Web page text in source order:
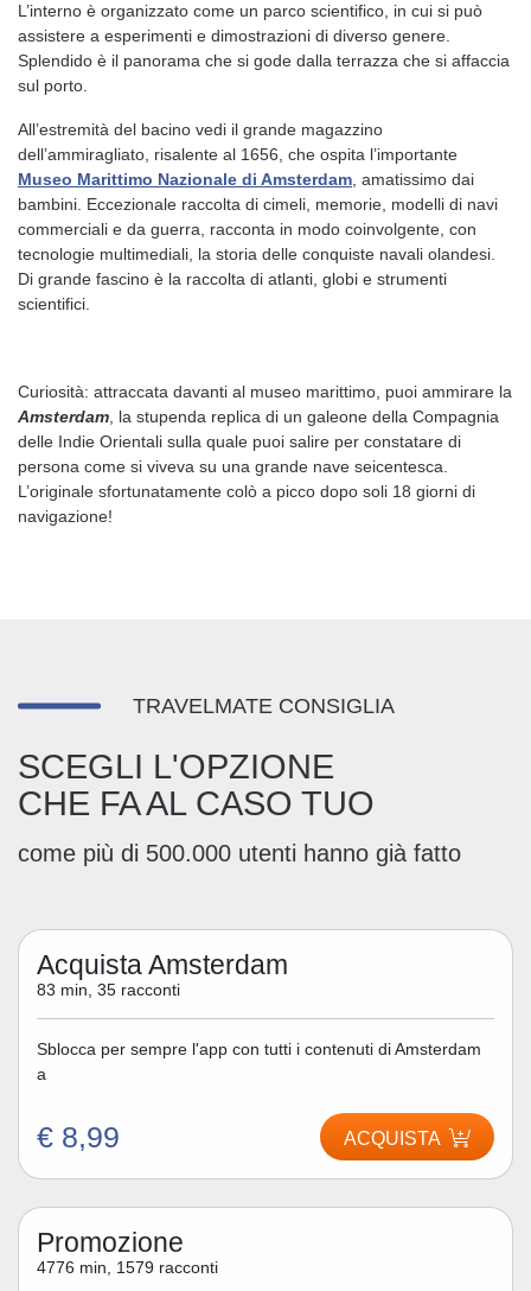
L’interno è organizzato come un parco scientifico, in cui si può
assistere a esperimenti e dimostrazioni di diverso genere.
Splendido è il panorama che si gode dalla terrazza che si affaccia
sul porto.
All’estremità del bacino vedi il grande magazzino
dell’ammiragliato, risalente al 1656, che ospita l’importante
Museo Marittimo Nazionale di Amsterdam , amatissimo dai
bambini. Eccezionale raccolta di cimeli, memorie, modelli di navi
commerciali e da guerra, racconta in modo coinvolgente, con
tecnologie multimediali, la storia delle conquiste navali olandesi.
Di grande fascino è la raccolta di atlanti, globi e strumenti
scientifici.
Curiosità: attraccata davanti al museo marittimo, puoi ammirare la
Amsterdam , la stupenda replica di un galeone della Compagnia
delle Indie Orientali sulla quale puoi salire per constatare di
persona come si viveva su una grande nave seicentesca.
L’originale sfortunatamente colò a picco dopo soli 18 giorni di
navigazione!
TRAVELMATE CONSIGLIA
SCEGLI L'OPZIONE
CHE FA AL CASO TUO
come più di 500.000 utenti hanno già fatto
Acquista Amsterdam
83 min, 35 racconti
Sblocca per sempre l'app con tutti i contenuti di Amsterdam
a
€ 8,99 ACQUISTA
Promozione
4776 min, 1579 racconti